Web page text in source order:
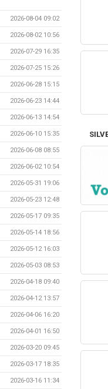
2026-08-04 09:02
2026-08-02 10:56
2026-07-29 16:35
2026-07-25 15:26
2026-06-28 15:15
2026-06-23 14:44
2026-06-13 14:54
2026-06-10 15:35
2026-06-08 08:55
2026-06-02 10:54
2026-05-31 19:06
2026-05-23 12:48
2026-05-17 09:35
2026-05-14 18:56
2026-05-12 16:03
2026-05-03 08:53
2026-04-18 09:40
2026-04-12 13:57
2026-04-06 16:20
2026-04-01 16:50
2026-03-20 09:45
2026-03-17 18:35
2026-03-16 11:34